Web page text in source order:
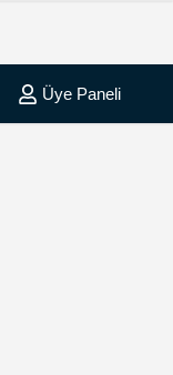
Üye Paneli